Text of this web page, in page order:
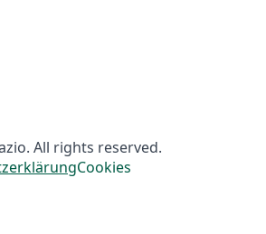
All rights reserved.
Cookies